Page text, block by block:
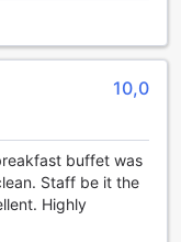
joka takaa
jotka
huoneessa
Pienessä
ja minibaari
odottavat
10,0
buffet was
Staff be it the
Highly